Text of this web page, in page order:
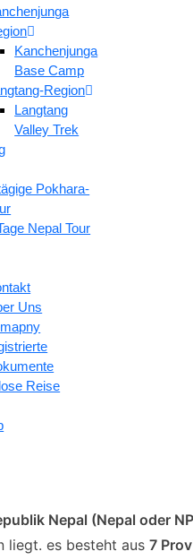
Kanchenjunga
Base Camp
Region
Langtang
Valley Trek
Pokhara-
Nepal Tour
Uns
Reise
Nepal (Nepal oder
liegt. es besteht aus 7